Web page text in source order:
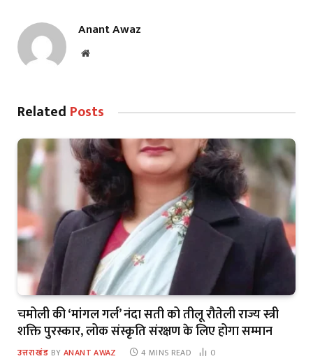
Anant Awaz
Website
Related Posts
चमोली की ‘मांगल गर्ल’ नंदा सती को तीलू रौतेली राज्य स्त्री
शक्ति पुरस्कार, लोक संस्कृति संरक्षण के लिए होगा सम्मान
उत्तराखंड BY ANANT AWAZ 4 MINS READ 0